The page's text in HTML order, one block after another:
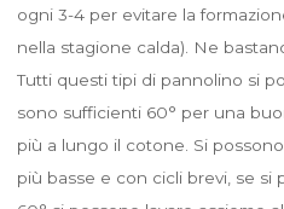
ogni 3-4 per evitare la
nella stagione calda). Ne
Tutti questi tipi di pannolino si
sono sufficienti 60° per una
più a lungo il cotone. Si
più basse e con cicli brevi, se si